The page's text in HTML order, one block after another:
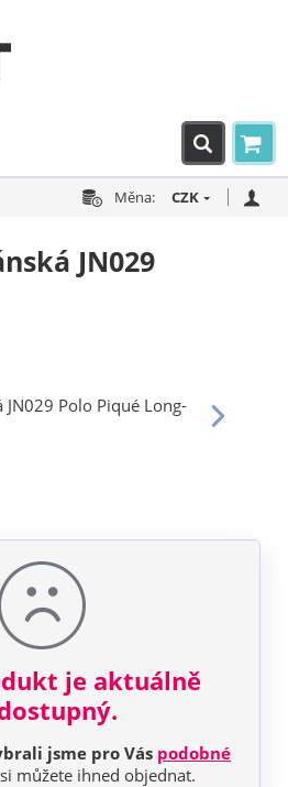
Měna: CZK
JN029
je aktuálně
jsme pro Vás podobné
můžete ihned objednat.